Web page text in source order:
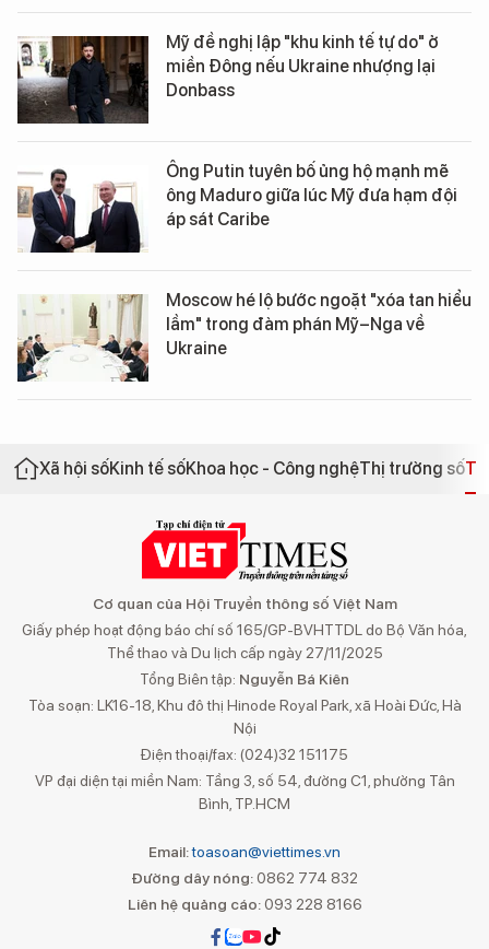
Mỹ đề nghị lập "khu kinh tế tự do" ở
miền Đông nếu Ukraine nhượng lại
Donbass
Ông Putin tuyên bố ủng hộ mạnh mẽ
ông Maduro giữa lúc Mỹ đưa hạm đội
áp sát Caribe
Moscow hé lộ bước ngoặt "xóa tan hiểu
lầm" trong đàm phán Mỹ–Nga về
Ukraine
Xã hội sốKinh tế sốKhoa học - Công nghệThị trường số
Cơ quan của Hội Truyền thông số Việt Nam
Giấy phép hoạt động báo chí số 165/GP-BVHTTDL do Bộ Văn hóa,
Thể thao và Du lịch cấp ngày 27/11/2025
Tổng Biên tập: Nguyễn Bá Kiên
Tòa soạn: LK16-18, Khu đô thị Hinode Royal Park, xã Hoài Đức, Hà
Nội
Điện thoại/fax: (024)32 151175
VP đại diện tại miền Nam: Tầng 3, số 54, đường C1, phường Tân
Bình, TP.HCM
Email:toasoan@viettimes.vn
Đường dây nóng: 0862 774 832
Liên hệ quảng cáo:093 228 8166